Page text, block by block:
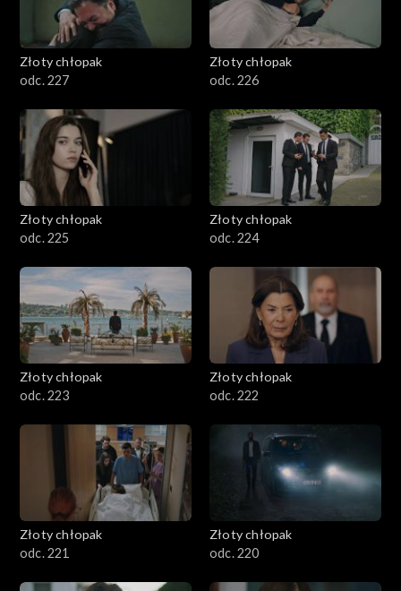
Złoty chłopak
odc. 227
Złoty chłopak
odc. 226
Złoty chłopak
odc. 225
Złoty chłopak
odc. 224
Złoty chłopak
odc. 223
Złoty chłopak
odc. 222
Złoty chłopak
odc. 221
Złoty chłopak
odc. 220